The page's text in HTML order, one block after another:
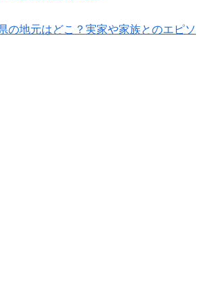
の地元はどこ？実家や家族とのエピソ